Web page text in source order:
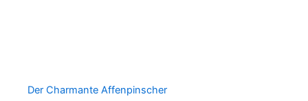
Der Charmante Affenpinscher